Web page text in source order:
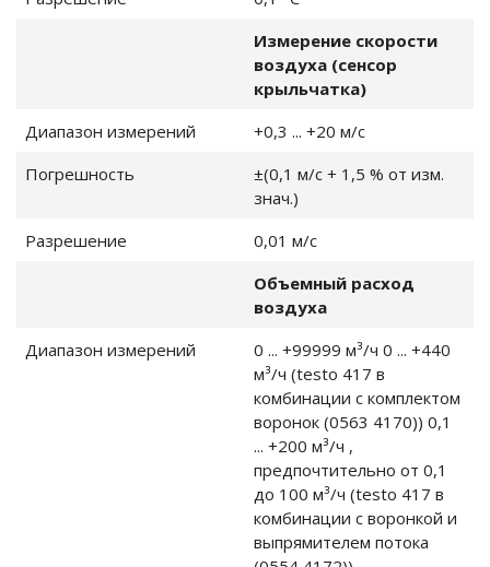
Измерение скорости
воздуха (сенсор
крыльчатка)
Диапазон измерений
+0,3 ... +20 м/с
Погрешность
±(0,1 м/с + 1,5 % от изм.
знач.)
Разрешение
0,01 м/с
Объемный расход
воздуха
Диапазон измерений
0 ... +99999 м³/ч 0 ... +440
м³/ч (testo 417 в
комбинации с комплектом
воронок (0563 4170)) 0,1
... +200 м³/ч ,
предпочтительно от 0,1
до 100 м³/ч (testo 417 в
комбинации с воронкой и
выпрямителем потока